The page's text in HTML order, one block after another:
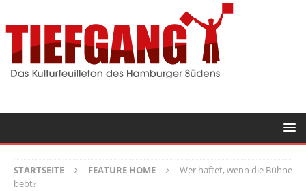
STARTSEITE FEATURE HOME
Wer haftet, wenn die Bühne
bebt?